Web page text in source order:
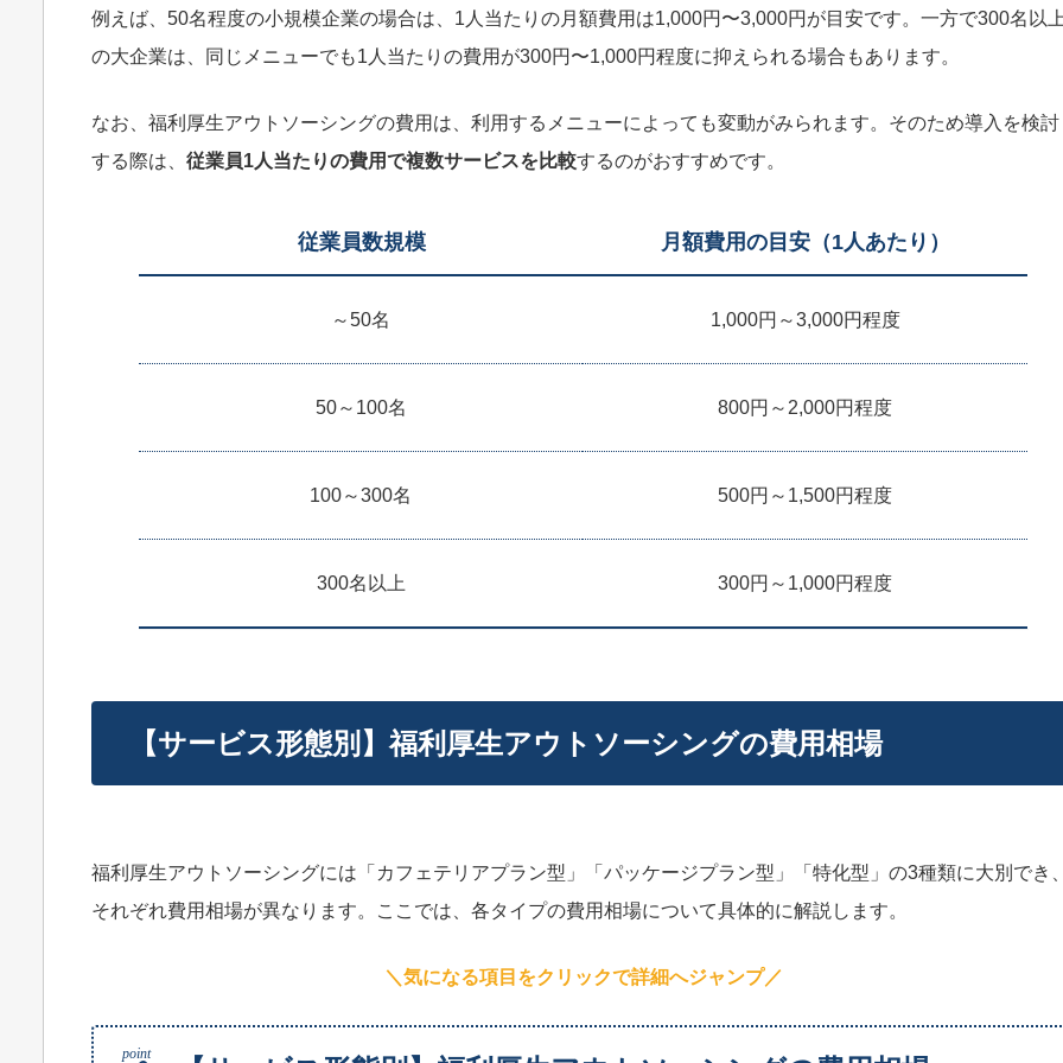
例えば、50名程度の小規模企業の場合は、1人当たりの月額費用は1,000円〜3,000円が目安です。一方で300名以
の大企業は、同じメニューでも1人当たりの費用が300円〜1,000円程度に抑えられる場合もあります。
なお、福利厚生アウトソーシングの費用は、利用するメニューによっても変動がみられます。そのため導入を検討
する際は、 従業員1人当たりの費用で複数サービスを比較するのがおすすめです。
従業員数規模 月額費用の目安（1人あたり）
～50名 1,000円～3,000円程度
50～100名 800円～2,000円程度
100～300名 500円～1,500円程度
300名以上 300円～1,000円程度
【サービス形態別】福利厚生アウトソーシングの費用相場
福利厚生アウトソーシングには「カフェテリアプラン型」「パッケージプラン型」「特化型」の3種類に大別でき
それぞれ費用相場が異なります。ここでは、各タイプの費用相場について具体的に解説します。
＼気になる項目をクリックで詳細へジャンプ／